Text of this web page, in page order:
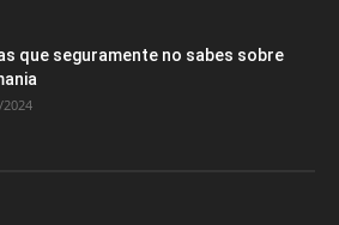
que seguramente no sabes sobre